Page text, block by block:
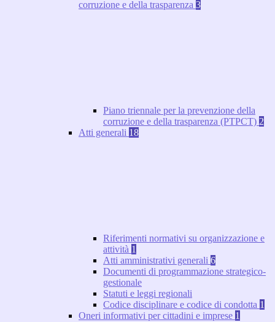
corruzione e della trasparenza 3
Piano triennale per la prevenzione della
corruzione e della trasparenza (PTPCT) 2
Atti generali 18
Riferimenti normativi su organizzazione e
attività 1
Atti amministrativi generali 6
Documenti di programmazione strategico-
gestionale
Statuti e leggi regionali
Codice disciplinare e codice di condotta 1
Oneri informativi per cittadini e imprese 1